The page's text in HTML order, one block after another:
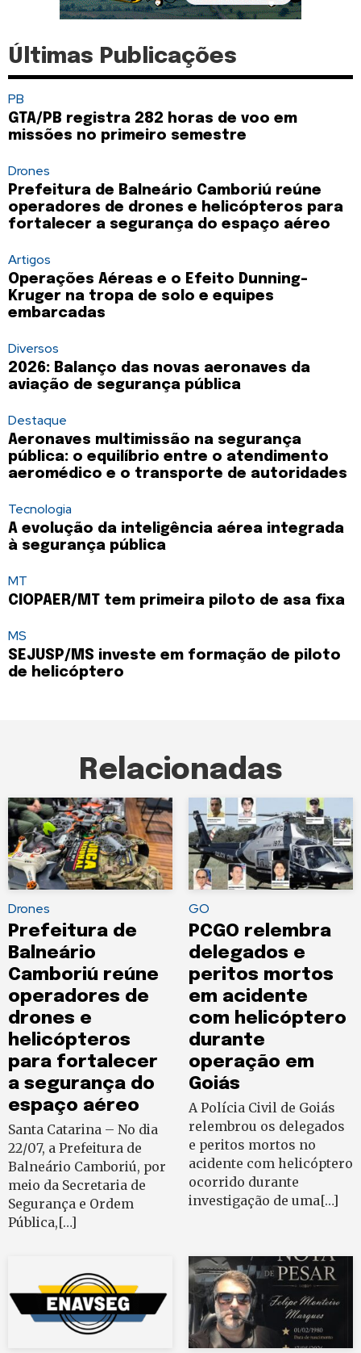
Últimas Publicações
PB
GTA/PB registra 282 horas de voo em
missões no primeiro semestre
Drones
Prefeitura de Balneário Camboriú reúne
operadores de drones e helicópteros para
fortalecer a segurança do espaço aéreo
Artigos
Operações Aéreas e o Efeito Dunning-
Kruger na tropa de solo e equipes
embarcadas
Diversos
2026: Balanço das novas aeronaves da
aviação de segurança pública
Destaque
Aeronaves multimissão na segurança
pública: o equilíbrio entre o atendimento
aeromédico e o transporte de autoridades
Tecnologia
A evolução da inteligência aérea integrada
à segurança pública
MT
CIOPAER/MT tem primeira piloto de asa fixa
MS
SEJUSP/MS investe em formação de piloto
de helicóptero
Relacionadas
Drones
Prefeitura de
Balneário
Camboriú reúne
operadores de
drones e
helicópteros
para fortalecer
a segurança do
espaço aéreo
Santa Catarina – No dia
22/07, a Prefeitura de
Balneário Camboriú, por
meio da Secretaria de
Segurança e Ordem
Pública,[…]
GO
PCGO relembra
delegados e
peritos mortos
em acidente
com helicóptero
durante
operação em
Goiás
A Polícia Civil de Goiás
relembrou os delegados
e peritos mortos no
acidente com helicóptero
ocorrido durante
investigação de uma[…]